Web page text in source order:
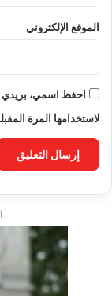
الموقع الإلكتروني
احفظ اسمي، بريدي
لاستخدامها المرة